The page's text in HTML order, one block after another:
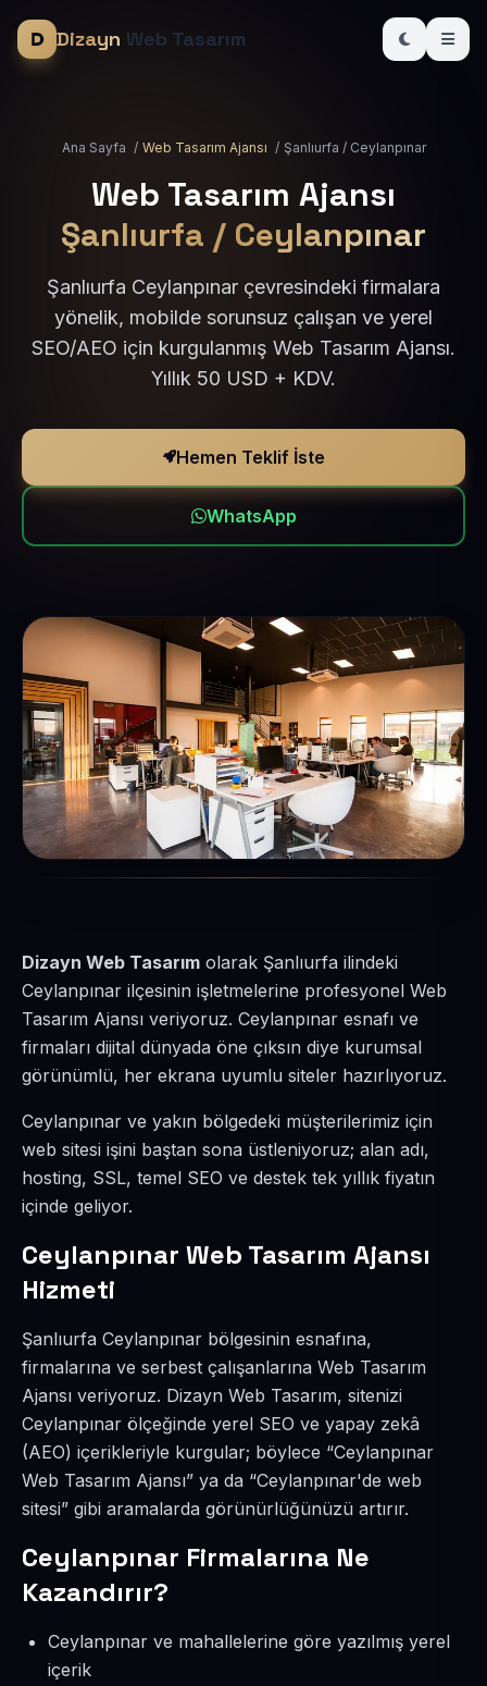
Dizayn Web Tasarım
Ana Sayfa / Web Tasarım Ajansı / Şanlıurfa / Ceylanpınar
Web Tasarım Ajansı
Şanlıurfa / Ceylanpınar
Şanlıurfa Ceylanpınar çevresindeki firmalara
yönelik, mobilde sorunsuz çalışan ve yerel
SEO/AEO için kurgulanmış Web Tasarım Ajansı.
Yıllık 50 USD + KDV.
Hemen Teklif İste
WhatsApp
Dizayn Web Tasarım olarak Şanlıurfa ilindeki
Ceylanpınar ilçesinin işletmelerine profesyonel Web
Tasarım Ajansı veriyoruz. Ceylanpınar esnafı ve
firmaları dijital dünyada öne çıksın diye kurumsal
görünümlü, her ekrana uyumlu siteler hazırlıyoruz.
Ceylanpınar ve yakın bölgedeki müşterilerimiz için
web sitesi işini baştan sona üstleniyoruz; alan adı,
hosting, SSL, temel SEO ve destek tek yıllık fiyatın
içinde geliyor.
Ceylanpınar Web Tasarım Ajansı
Hizmeti
Şanlıurfa Ceylanpınar bölgesinin esnafına,
firmalarına ve serbest çalışanlarına Web Tasarım
Ajansı veriyoruz. Dizayn Web Tasarım, sitenizi
Ceylanpınar ölçeğinde yerel SEO ve yapay zekâ
(AEO) içerikleriyle kurgular; böylece “Ceylanpınar
Web Tasarım Ajansı” ya da “Ceylanpınar'de web
sitesi” gibi aramalarda görünürlüğünüzü artırır.
Ceylanpınar Firmalarına Ne
Kazandırır?
Ceylanpınar ve mahallelerine göre yazılmış yerel
içerik